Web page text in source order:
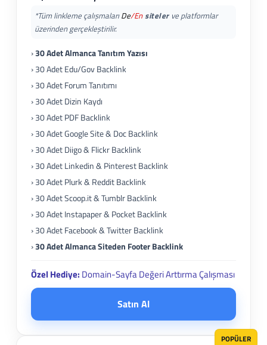
*Tüm linkleme çalışmalarıDe/Ensitelerve platformlar
üzerinden gerçekleştirilir.
›30 Adet Almanca Tanıtım Yazısı
› 30 Adet Edu/Gov Backlink
› 30 Adet Forum Tanıtımı
› 30 Adet Dizin Kaydı
› 30 Adet PDF Backlink
› 30 Adet Google Site & Doc Backlink
› 30 Adet Diigo & Flickr Backlink
› 30 Adet Linkedin & Pinterest Backlink
› 30 Adet Plurk & Reddit Backlink
› 30 Adet Scoop.it & Tumblr Backlink
› 30 Adet Instapaper & Pocket Backlink
› 30 Adet Facebook & Twitter Backlink
›30 Adet Almanca Siteden Footer Backlink
Özel Hediye: Domain-Sayfa Değeri Arttırma Çalışması
Satın Al
POPÜLER